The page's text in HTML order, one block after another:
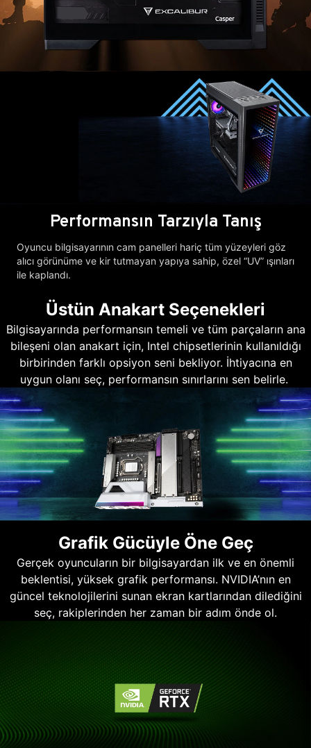
Performansın Tarzıyla Tanış
Oyuncu bilgisayarının cam panelleri hariç tüm yüzeyleri göz
alıcı görünüme ve kir tutmayan yapıya sahip, özel “UV” ışınları
ile kaplandı.
Üstün Anakart Seçenekleri
Bilgisayarında performansın temeli ve tüm parçaların ana
bileşeni olan anakart için, Intel chipsetlerinin kullanıldığı
birbirinden farklı opsiyon seni bekliyor. İhtiyacına en
uygun olanı seç, performansın sınırlarını sen belirle.
Grafik Gücüyle Öne Geç
Gerçek oyuncuların bir bilgisayardan ilk ve en önemli
beklentisi, yüksek grafik performansı. NVIDIA’nın en
güncel teknolojilerini sunan ekran kartlarından dilediğini
seç, rakiplerinden her zaman bir adım önde ol.